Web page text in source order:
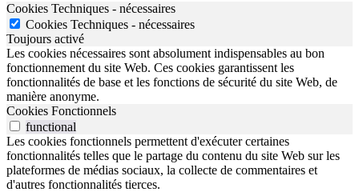
Cookies Techniques - nécessaires
Cookies Techniques - nécessaires
Toujours activé
Les cookies nécessaires sont absolument indispensables au bon
fonctionnement du site Web. Ces cookies garantissent les
fonctionnalités de base et les fonctions de sécurité du site Web, de
manière anonyme.
Cookies Fonctionnels
functional
Les cookies fonctionnels permettent d'exécuter certaines
fonctionnalités telles que le partage du contenu du site Web sur les
plateformes de médias sociaux, la collecte de commentaires et
d'autres fonctionnalités tierces.